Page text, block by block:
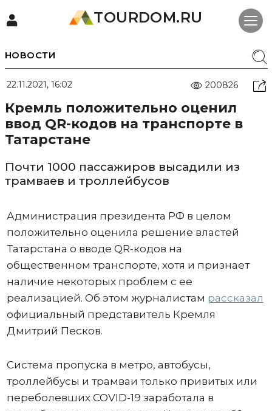
TOURDOM.RU
НОВОСТИ
22.11.2021, 16:02 200826
Кремль положительно оценил
ввод QR-кодов на транспорте в
Татарстане
Почти 1000 пассажиров высадили из
трамваев и троллейбусов
Администрация президента РФ в целом
положительно оценила решение властей
Татарстана о вводе QR-кодов на
общественном транспорте, хотя и признает
наличие некоторых проблем с ее
реализацией. Об этом журналистам рассказал
официальный представитель Кремля
Дмитрий Песков.
Система пропуска в метро, автобусы,
троллейбусы и трамваи только привитых или
переболевших COVID-19 заработала в